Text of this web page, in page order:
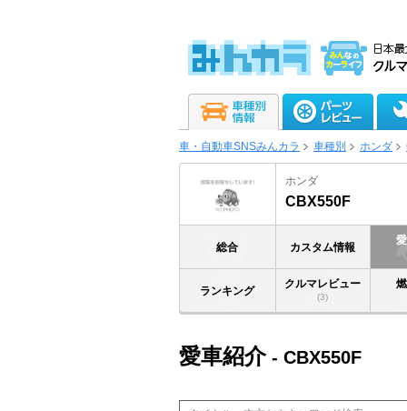
車・自動車SNSみんカラ 車種別 ホンダ
ホンダ
CBX550F
総合 カスタム情報
ランキング
クルマレビュー
(3)
愛車紹介- CBX550F